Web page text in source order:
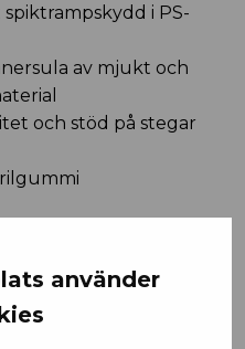
använder
i PS-
av mjukt och
och stöd på stegar